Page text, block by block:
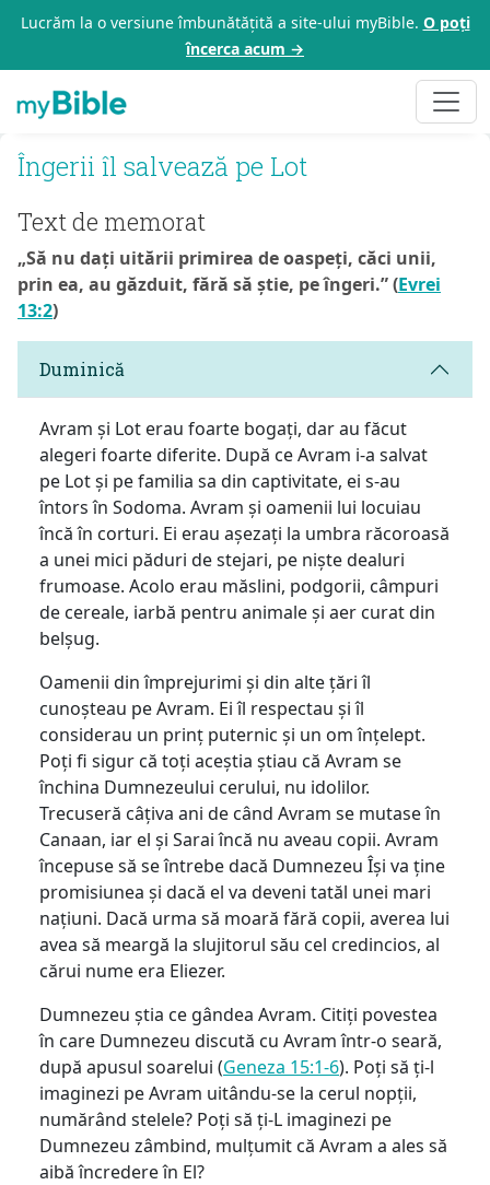
Lucrăm la o versiune îmbunătățită a site-ului myBible. O poți
încerca acum →
Îngerii îl salvează pe Lot
Text de memorat
„Să nu dați uitării primirea de oaspeți, căci unii,
prin ea, au găzduit, fără să știe, pe îngeri.” (Evrei
13:2)
Duminică
Avram și Lot erau foarte bogați, dar au făcut
alegeri foarte diferite. După ce Avram i-a salvat
pe Lot și pe familia sa din captivitate, ei s-au
întors în Sodoma. Avram și oamenii lui locuiau
încă în corturi. Ei erau așezați la umbra răcoroasă
a unei mici păduri de stejari, pe niște dealuri
frumoase. Acolo erau măslini, podgorii, câmpuri
de cereale, iarbă pentru animale și aer curat din
belșug.
Oamenii din împrejurimi și din alte țări îl
cunoșteau pe Avram. Ei îl respectau și îl
considerau un prinț puternic și un om înțelept.
Poți fi sigur că toți aceștia știau că Avram se
închina Dumnezeului cerului, nu idolilor.
Trecuseră câțiva ani de când Avram se mutase în
Canaan, iar el și Sarai încă nu aveau copii. Avram
începuse să se întrebe dacă Dumnezeu Își va ține
promisiunea și dacă el va deveni tatăl unei mari
națiuni. Dacă urma să moară fără copii, averea lui
avea să meargă la slujitorul său cel credincios, al
cărui nume era Eliezer.
Dumnezeu știa ce gândea Avram. Citiți povestea
în care Dumnezeu discută cu Avram într-o seară,
după apusul soarelui (Geneza 15:1-6). Poți să ți-l
imaginezi pe Avram uitându-se la cerul nopții,
numărând stelele? Poți să ți-L imaginezi pe
Dumnezeu zâmbind, mulțumit că Avram a ales să
aibă încredere în El?